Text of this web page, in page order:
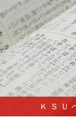
ＫＳＵ